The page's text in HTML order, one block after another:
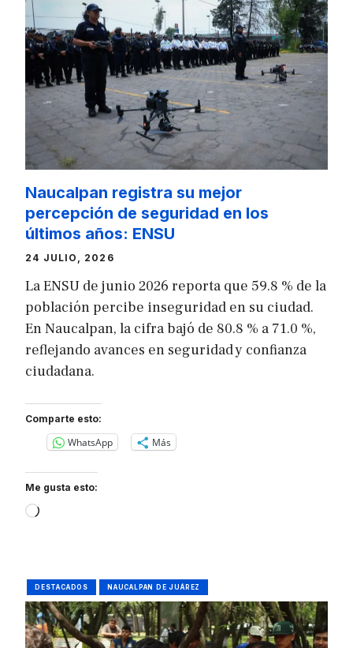
Naucalpan registra su mejor
percepción de seguridad en los
últimos años: ENSU
24 JULIO, 2026
La ENSU de junio 2026 reporta que 59.8 % de la
población percibe inseguridad en su ciudad.
En Naucalpan, la cifra bajó de 80.8 % a 71.0 %,
reflejando avances en seguridad y confianza
ciudadana.
Comparte esto:
WhatsApp Más
Me gusta esto:
Loading…
DESTACADOS NAUCALPAN DE JUÁREZ